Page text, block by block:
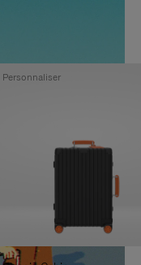
Personnaliser